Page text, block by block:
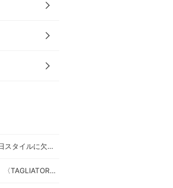
〈CINQUANTA 〉大人の休日スタイルに欠かせない（？）別注スエードドライビンクブルゾンを改めて。
セットアップという選択肢。〈TAGLIATORE〉